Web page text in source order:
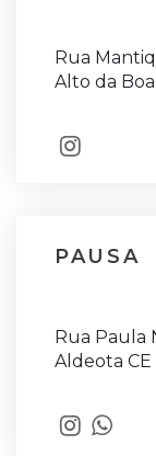
Rua
Alto da Boa
PAUSA
Rua Paula
Aldeota CE